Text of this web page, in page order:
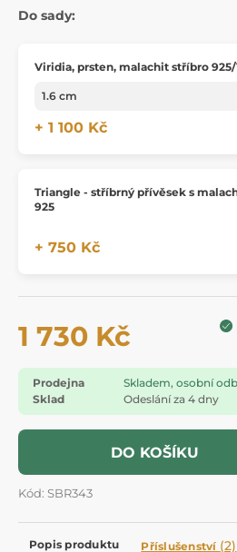
Do sady:
Viridia, prsten, malachit stříbro 925/
+ 1 100 Kč
Triangle - stříbrný přívěsek s
925
+ 750 Kč
1 730 Kč
Prodejna
Skladem, osobní
Sklad
Odeslání za 4 dny
DO KOŠÍKU
Kód: SBR343
Popis produktu Příslušenství (2)